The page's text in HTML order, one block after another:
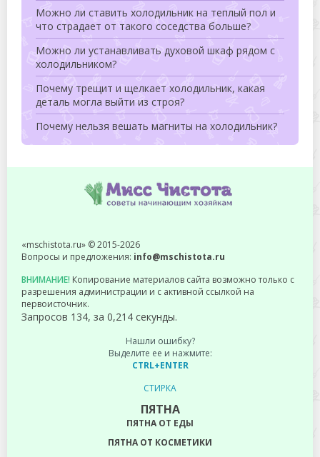
Можно ли ставить холодильник на теплый пол и
что страдает от такого соседства больше?
Можно ли устанавливать духовой шкаф рядом с
холодильником?
Почему трещит и щелкает холодильник, какая
деталь могла выйти из строя?
Почему нельзя вешать магниты на холодильник?
«mschistota.ru» © 2015-2026
Вопросы и предложения: info@mschistota.ru
ВНИМАНИЕ! Копирование материалов сайта возможно только с
разрешения администрации и с активной ссылкой на
первоисточник.
Запросов 134, за 0,214 секунды.
Нашли ошибку?
Выделите ее и нажмите:
CTRL+ENTER
СТИРКА
ПЯТНА
ПЯТНА ОТ ЕДЫ
ПЯТНА ОТ КОСМЕТИКИ